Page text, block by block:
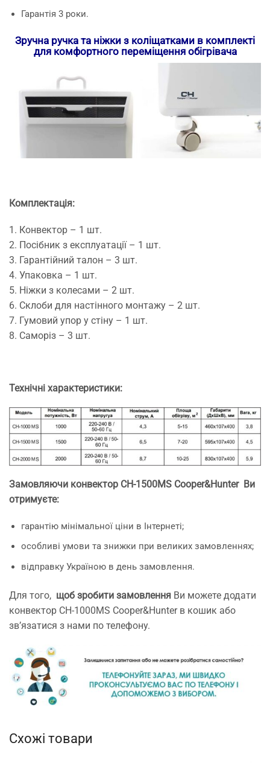
Гарантія 3 роки.
Зручна ручка та ніжки з коліщатками в комплекті
для комфортного переміщення обігрівача
Комплектація:
1. Конвектор – 1 шт.
2. Посібник з експлуатації – 1 шт.
3. Гарантійний талон – 3 шт.
4. Упаковка – 1 шт.
5. Ніжки з колесами – 2 шт.
6. Склоби для настінного монтажу – 2 шт.
7. Гумовий упор у стіну – 1 шт.
8. Саморіз – 3 шт.
Технічні характеристики:
Замовляючи конвектор CH-1500MS Cooper&Hunter Ви
отримуєте:
гарантію мінімальної ціни в Інтернеті;
особливі умови та знижки при великих замовленнях;
відправку Україною в день замовлення.
Для того, щоб зробити замовлення Ви можете додати
конвектор CH-1000MS Cooper&Hunter в кошик або
зв’язатися з нами по телефону.
Схожі товари